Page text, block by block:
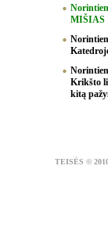
MIŠIAS
Krikšto
kitą
TEISĖS ©